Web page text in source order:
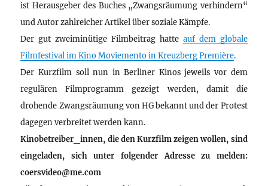
ist Herausgeber des Buches „Zwangsräumung verhindern“
und Autor zahlreicher Artikel über soziale Kämpfe.
Der gut zweiminütige Filmbeitrag hatte auf dem globale
Filmfestival im Kino Moviemento in Kreuzberg Première.
Der Kurzfilm soll nun in Berliner Kinos jeweils vor dem
regulären Filmprogramm gezeigt werden, damit die
drohende Zwangsräumung von HG bekannt und der Protest
dagegen verbreitet werden kann.
Kinobetreiber_innen, die den Kurzfilm zeigen wollen, sind
eingeladen, sich unter folgender Adresse zu melden:
coersvideo@me.com